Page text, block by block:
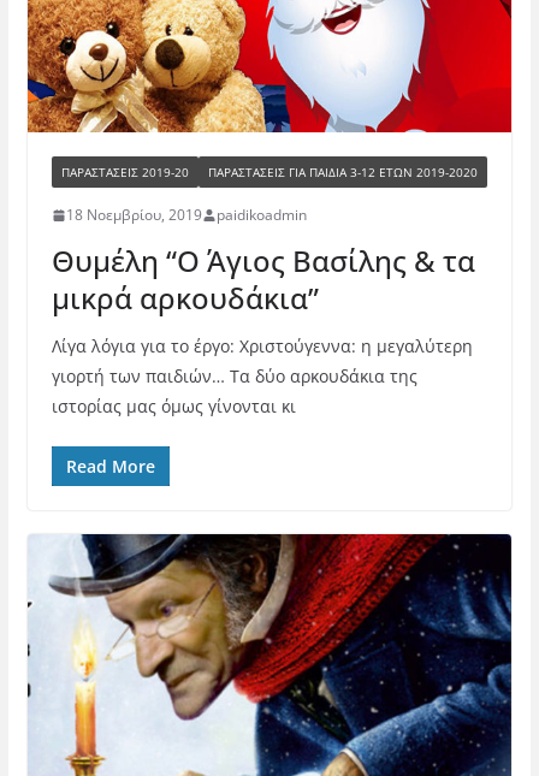
ΠΑΡΑΣΤΑΣΕΙΣ 2019-20 ΠΑΡΑΣΤΆΣΕΙΣ ΓΙΑ ΠΑΙΔΙΆ 3-12 ΕΤΏΝ 2019-2020
18 Νοεμβρίου, 2019 paidikoadmin
Θυμέλη “Ο Άγιος Βασίλης & τα
μικρά αρκουδάκια”
Λίγα λόγια για το έργο: Χριστούγεννα: η μεγαλύτερη
γιορτή των παιδιών… Τα δύο αρκουδάκια της
ιστορίας μας όμως γίνονται κι
Read More